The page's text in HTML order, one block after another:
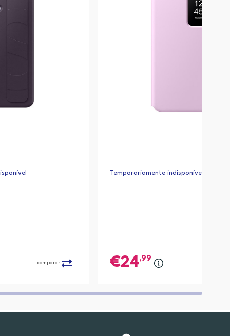
comparar
Temporariamente indisponível
24,99